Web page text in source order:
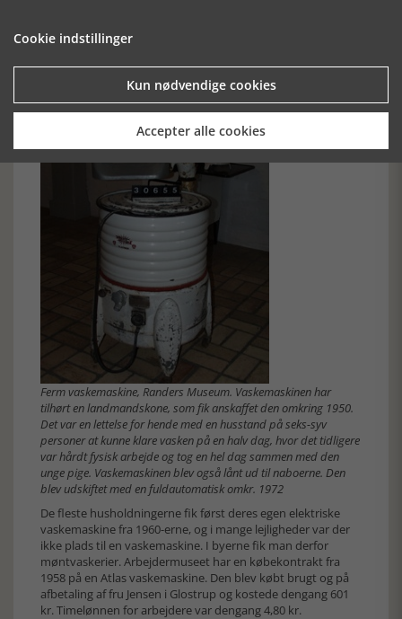
mest brugte vaskemaskiner i 1950-erne. Maskinen er hvid,
tøndeformet, har lodret drivaksel og en tilhørende
vridemaskine. Andre tidlige elektriske danske
vaskemaskiner var Nilbro, Simplex og Haka.
Ferm vaskemaskine, Randers Museum. Vaskemaskinen har
tilhørt en landmandskone, som fik anskaffet den omkring 1950.
Det var en lettelse for hende med en husstand på seks-syv
personer at kunne klare vasken på en halv dag, hvor det tidligere
var hårdt fysisk arbejde og tog en hel dag sammen med den
unge pige. Vaskemaskinen blev også lånt ud til naboerne. Den
blev udskiftet med en fuldautomatisk omkr. 1972
De fleste husholdningerne fik først deres egen elektriske
vaskemaskine fra 1960-erne, og i mange lejligheder var der
ikke plads til en vaskemaskine. I byerne fik man derfor
møntvaskerier. Arbejdermuseet har en købekontrakt fra
1958 på en Atlas vaskemaskine. Den blev købt brugt og på
afbetaling af fru Jensen i Glostrup og kostede dengang 601
kr. Timelønnen for arbejdere var dengang 4,80 kr.
Cookie indstillinger
Kun nødvendige cookies
Accepter alle cookies